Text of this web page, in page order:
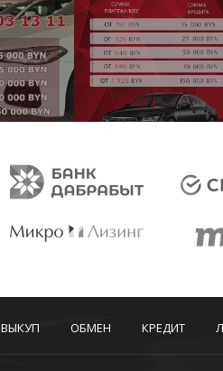
ВЫКУП ОБМЕН КРЕДИТ